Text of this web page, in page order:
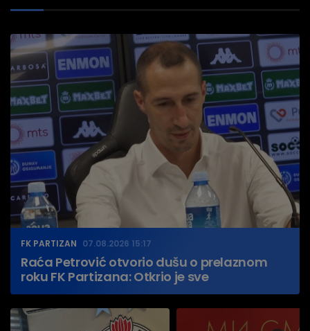
FK PARTIZAN 07.08.2026 15:17
Raća Petrović otvorio dušu o prelaznom
roku FK Partizana: Otkrio je sve